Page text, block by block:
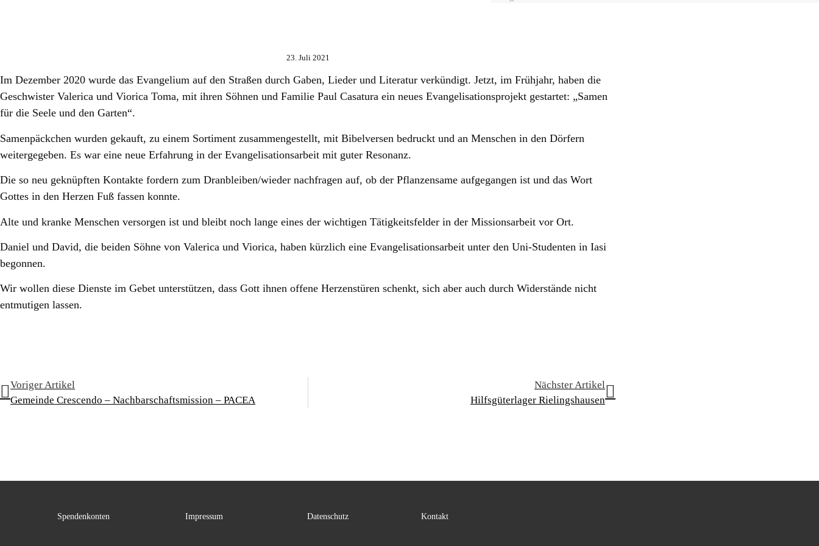
23. Juli 2021
Im Dezember 2020 wurde das Evangelium auf den Straßen durch Gaben, Lieder und Literatur verkündigt. Jetzt, im Frühjahr, haben die
Geschwister Valerica und Viorica Toma, mit ihren Söhnen und Familie Paul Casatura ein neues Evangelisationsprojekt gestartet: „Samen
für die Seele und den Garten“.
Samenpäckchen wurden gekauft, zu einem Sortiment zusammengestellt, mit Bibelversen bedruckt und an Menschen in den Dörfern
weitergegeben. Es war eine neue Erfahrung in der Evangelisationsarbeit mit guter Resonanz.
Die so neu geknüpften Kontakte fordern zum Dranbleiben/wieder nachfragen auf, ob der Pflanzensame aufgegangen ist und das Wort
Gottes in den Herzen Fuß fassen konnte.
Alte und kranke Menschen versorgen ist und bleibt noch lange eines der wichtigen Tätigkeitsfelder in der Missionsarbeit vor Ort.
Daniel und David, die beiden Söhne von Valerica und Viorica, haben kürzlich eine Evangelisationsarbeit unter den Uni-Studenten in Iasi
begonnen.
Wir wollen diese Dienste im Gebet unterstützen, dass Gott ihnen offene Herzenstüren schenkt, sich aber auch durch Widerstände nicht
entmutigen lassen.
Voriger Artikel
Gemeinde Crescendo – Nachbarschaftsmission – PACEA
Nächster Artikel
Hilfsgüterlager Rielingshausen
Spendenkonten Impressum Datenschutz Kontakt